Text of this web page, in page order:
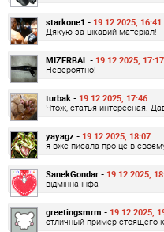
starkone1 - 19.12.2025, 16:41
Дякую за цікавий матеріал!
MIZERBAL - 19.12.2025, 17:17
Невероятно!
turbak - 19.12.2025, 17:46
Чтож, статья интересная.
yayagz - 19.12.2025, 18:07
я вже писала про це в
SanekGondar - 19.12.2025,
відмінна інфа
greetingsmrm - 19.12.2025,
отличный пример стоящего